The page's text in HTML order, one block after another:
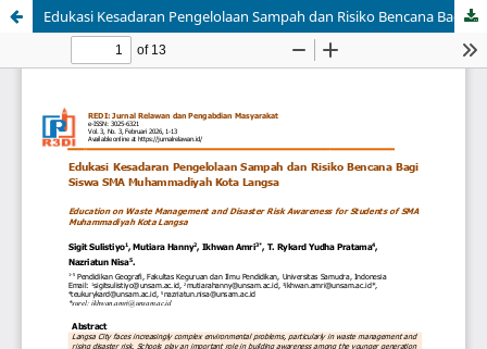
Edukasi Kesadaran Pengelolaan Sampah dan Risiko Bencana Bagi Siswa SMA Muhammadiyah Kota Langsa